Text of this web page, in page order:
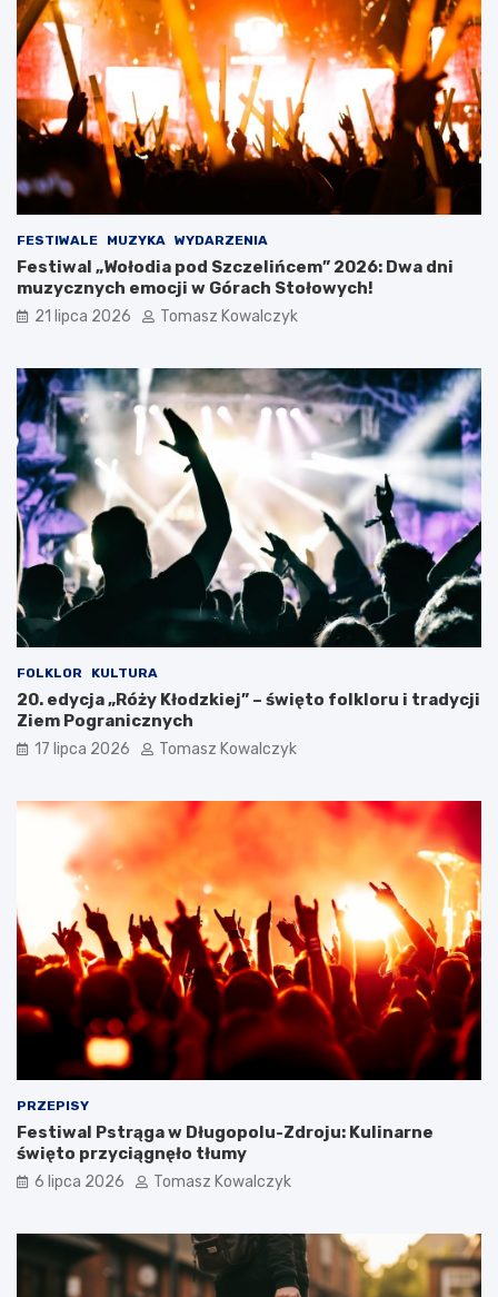
t
w
a
r
c
i
a
a
k
a
c
j
i
FESTIWALE MUZYKA WYDARZENIA
Festiwal „Wołodia pod Szczelińcem” 2026: Dwa dni
muzycznych emocji w Górach Stołowych!
21 lipca 2026 Tomasz Kowalczyk
FOLKLOR KULTURA
20. edycja „Róży Kłodzkiej” – święto folkloru i tradycji
Ziem Pogranicznych
17 lipca 2026 Tomasz Kowalczyk
PRZEPISY
Festiwal Pstrąga w Długopolu-Zdroju: Kulinarne
święto przyciągnęło tłumy
6 lipca 2026 Tomasz Kowalczyk